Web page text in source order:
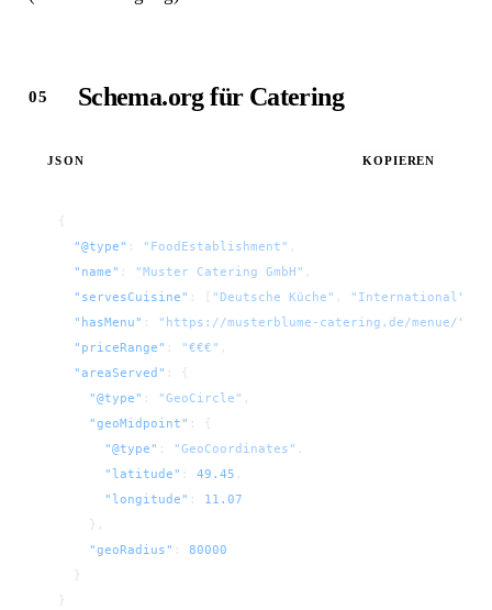
Schema.org für Catering
JSON KOPIEREN
{
  "@type"
: "FoodEstablishment" ,
  "name"
: "Muster Catering GmbH" ,
  "servesCuisine"
: [ "Deutsche Küche" , "International"
  "hasMenu"
: "https://musterblume-catering.de/menue/"
  "priceRange"
: "€€€" ,
  "areaServed"
: {
    "@type"
: "GeoCircle" ,
    "geoMidpoint"
: {
      "@type"
: "GeoCoordinates" ,
      "latitude"
: 49.45 ,
      "longitude"
:
11.07
    },
    "geoRadius"
: 80000
  }
}